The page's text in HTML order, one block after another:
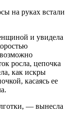
на руках встали
и увидела
росла, цепочка
как искры
касаясь ее
— вынесла